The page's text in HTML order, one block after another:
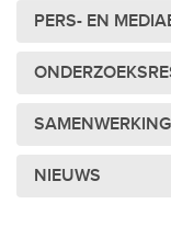
PERS- EN
SAMENWERKING
NIEUWS